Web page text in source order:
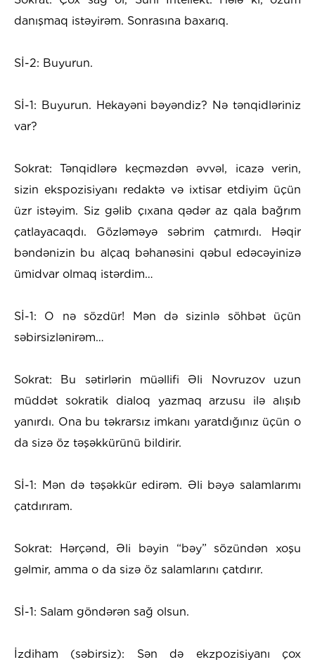
danışmaq istəyirəm. Sonrasına baxarıq.
Sİ-2: Buyurun.
Sİ-1: Buyurun. Hekayəni bəyəndiz? Nə tənqidləriniz
var?
Sokrat: Tənqidlərə keçməzdən əvvəl, icazə verin,
sizin ekspozisiyanı redaktə və ixtisar etdiyim üçün
üzr istəyim. Siz gəlib çıxana qədər az qala bağrım
çatlayacaqdı. Gözləməyə səbrim çatmırdı. Həqir
bəndənizin bu alçaq bəhanəsini qəbul edəcəyinizə
ümidvar olmaq istərdim…
Sİ-1: O nə sözdür! Mən də sizinlə söhbət üçün
səbirsizlənirəm…
Sokrat: Bu sətirlərin müəllifi Əli Novruzov uzun
müddət sokratik dialoq yazmaq arzusu ilə alışıb
yanırdı. Ona bu təkrarsız imkanı yaratdığınız üçün o
da sizə öz təşəkkürünü bildirir.
Sİ-1: Mən də təşəkkür edirəm. Əli bəyə salamlarımı
çatdırıram.
Sokrat: Hərçənd, Əli bəyin “bəy” sözündən xoşu
gəlmir, amma o da sizə öz salamlarını çatdırır.
Sİ-1: Salam göndərən sağ olsun.
İzdiham (səbirsiz): Sən də ekzpozisiyanı çox